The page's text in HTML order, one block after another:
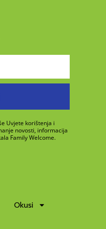
Uvjete korištenja i
novosti, informacija
Family Welcome.
Okusi